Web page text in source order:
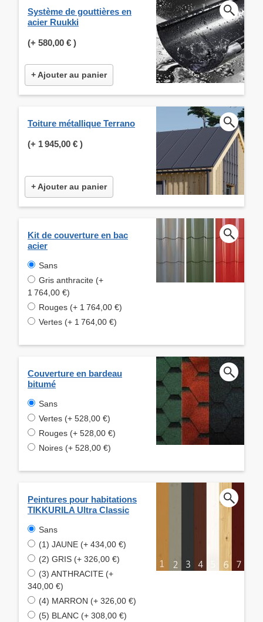
Système de gouttières en
acier Ruukki
(+ 580,00 € )
+ Ajouter au panier
Toiture métallique Terrano
(+ 1 945,00 € )
+ Ajouter au panier
Kit de couverture en bac
acier
Sans
Gris anthracite (+
1 764,00 €)
Rouges (+ 1 764,00 €)
Vertes (+ 1 764,00 €)
Couverture en bardeau
bitumé
Sans
Vertes (+ 528,00 €)
Rouges (+ 528,00 €)
Noires (+ 528,00 €)
Peintures pour habitations
TIKKURILA Ultra Classic
Sans
(1) JAUNE (+ 434,00 €)
(2) GRIS (+ 326,00 €)
(3) ANTHRACITE (+
340,00 €)
(4) MARRON (+ 326,00 €)
(5) BLANC (+ 308,00 €)